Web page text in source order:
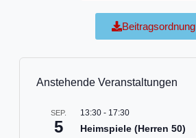
Beitragsordnung
Anstehende Veranstaltungen
SEP.
5
13:30 - 17:30
Heimspiele (Herren 50)